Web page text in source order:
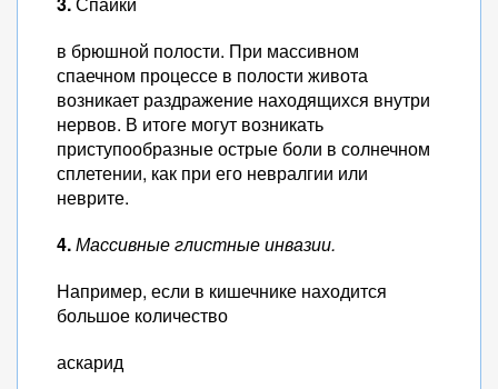
в брюшной полости. При массивном
спаечном процессе в полости живота
возникает раздражение находящихся внутри
нервов. В итоге могут возникать
приступообразные острые боли в солнечном
сплетении, как при его невралгии или
неврите.
4.Массивные глистные инвазии.
Например, если в кишечнике находится
большое количество
аскарид